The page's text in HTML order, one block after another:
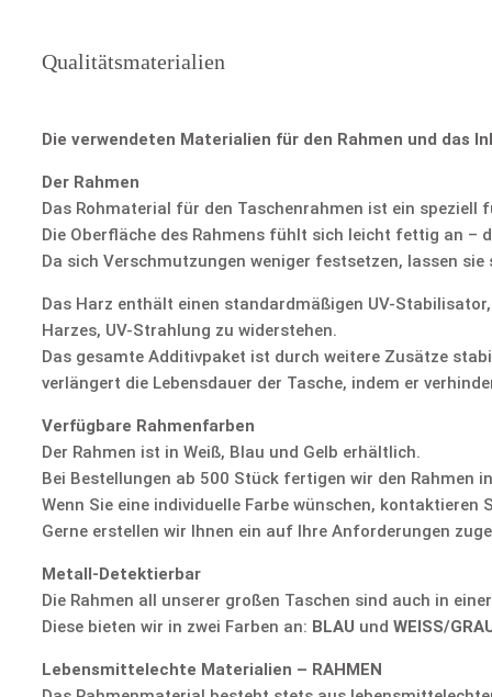
Qualitätsmaterialien
Die verwendeten Materialien für den Rahmen und das
Der Rahmen
Das Rohmaterial für den Taschenrahmen ist ein
Die Oberfläche des Rahmens fühlt sich leicht fettig an
Da sich Verschmutzungen weniger festsetzen, lassen
Das Harz enthält einen standardmäßigen UV-
Harzes, UV-Strahlung zu widerstehen.
Das gesamte Additivpaket ist durch weitere Zusätze
verlängert die Lebensdauer der Tasche, indem er
Verfügbare Rahmenfarben
Der Rahmen ist in Weiß, Blau und Gelb erhältlich.
Bei Bestellungen ab 500 Stück fertigen wir den Rahmen
Wenn Sie eine individuelle Farbe wünschen, kontaktieren
Gerne erstellen wir Ihnen ein auf Ihre Anforderungen
Metall-Detektierbar
Die Rahmen all unserer großen Taschen sind auch in
Diese bieten wir in zwei Farben an: BLAU und WEISS/
Lebensmittelechte Materialien – RAHMEN